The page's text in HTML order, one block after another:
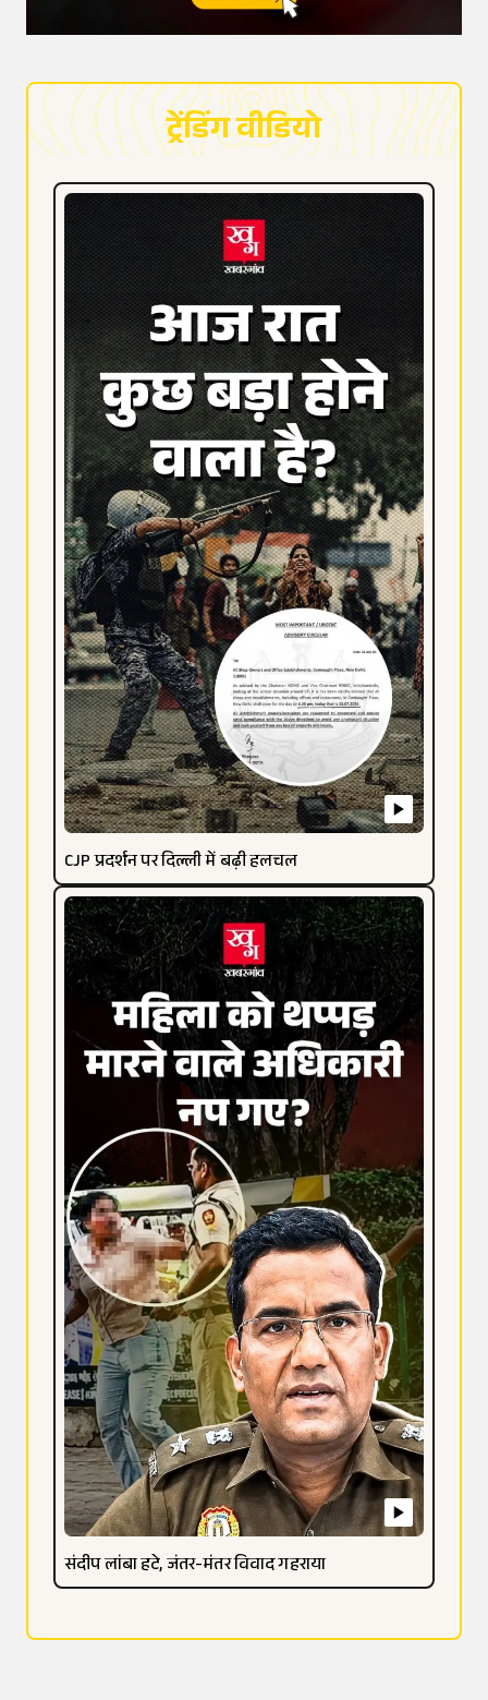
ट्रेंडिंग वीडियो
CJP प्रदर्शन पर दिल्ली में बढ़ी हलचल
संदीप लांबा हटे, जंतर-मंतर विवाद गहराया